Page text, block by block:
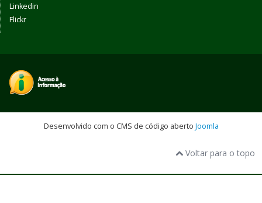
Linkedin
Flickr
Desenvolvido com o CMS de código aberto Joomla
Voltar para o topo